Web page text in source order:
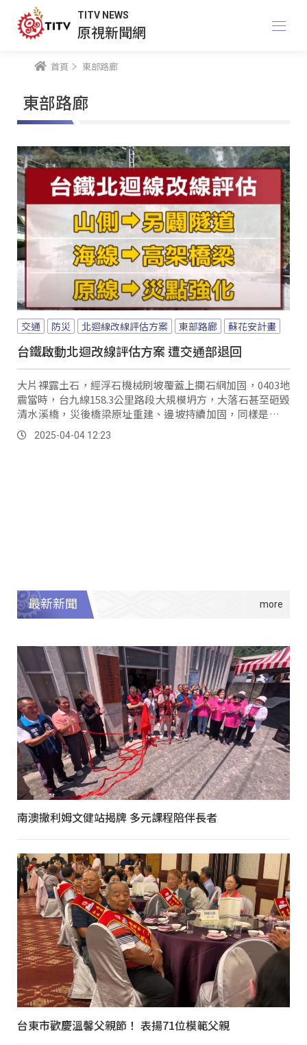
TITV NEWS
原視新聞網
首頁 東部路廊
東部路廊
交通 防災 北迴線改線評估方案 東部路廊 蘇花安計畫
台鐵啟動北迴改線評估方案 遭交通部退回
大片裸露土石，經浮石機械刷坡覆蓋上攔石網加固，0403地
震當時，台九線158.3公里路段大規模坍方，大落石甚至砸毀
清水溪橋，災後橋梁原址重建、邊坡持續加固，同樣是重災
區的「和平路段」，攔石網和攔石牆也都建置完畢，兩地的
「落石告警系統」也都已上線測試；0403地震當中前後都有
2025-04-04 12:23
最新新聞
南澳撒利姆文健站揭牌 多元課程陪伴長者
台東市歡慶溫馨父親節！ 表揚71位模範父親